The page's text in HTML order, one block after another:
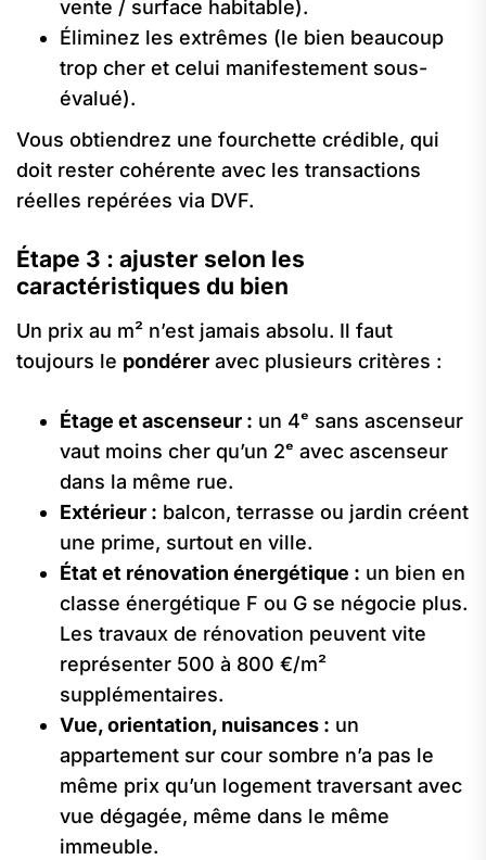
vente / surface habitable).
Éliminez les extrêmes (le bien beaucoup
trop cher et celui manifestement sous-
évalué).
Vous obtiendrez une fourchette crédible, qui
doit rester cohérente avec les transactions
réelles repérées via DVF.
Étape 3 : ajuster selon les
caractéristiques du bien
Un prix au m² n’est jamais absolu. Il faut
toujours le pondérer avec plusieurs critères :
Étage et ascenseur : un 4ᵉ sans ascenseur
vaut moins cher qu’un 2ᵉ avec ascenseur
dans la même rue.
Extérieur : balcon, terrasse ou jardin créent
une prime, surtout en ville.
État et rénovation énergétique : un bien en
classe énergétique F ou G se négocie plus.
Les travaux de rénovation peuvent vite
représenter 500 à 800 €/m²
supplémentaires.
Vue, orientation, nuisances : un
appartement sur cour sombre n’a pas le
même prix qu’un logement traversant avec
vue dégagée, même dans le même
immeuble.